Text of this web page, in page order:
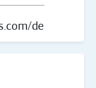
de